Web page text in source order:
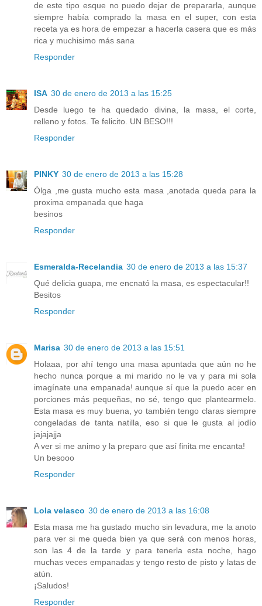
de este tipo esque no puedo dejar de prepararla, aunque
siempre había comprado la masa en el super, con esta
receta ya es hora de empezar a hacerla casera que es más
rica y muchisimo más sana
Responder
ISA 30 de enero de 2013 a las 15:25
Desde luego te ha quedado divina, la masa, el corte,
relleno y fotos. Te felicito. UN BESO!!!
Responder
PINKY 30 de enero de 2013 a las 15:28
Òlga ,me gusta mucho esta masa ,anotada queda para la
proxima empanada que haga
besinos
Responder
Esmeralda-Recelandia 30 de enero de 2013 a las 15:37
Qué delicia guapa, me encnató la masa, es espectacular!!
Besitos
Responder
Marisa 30 de enero de 2013 a las 15:51
Holaaa, por ahí tengo una masa apuntada que aún no he
hecho nunca porque a mi marido no le va y para mi sola
imagínate una empanada! aunque sí que la puedo acer en
porciones más pequeñas, no sé, tengo que plantearmelo.
Esta masa es muy buena, yo también tengo claras siempre
congeladas de tanta natilla, eso si que le gusta al jodío
jajajajja
A ver si me animo y la preparo que así finita me encanta!
Un besooo
Responder
Lola velasco 30 de enero de 2013 a las 16:08
Esta masa me ha gustado mucho sin levadura, me la anoto
para ver si me queda bien ya que será con menos horas,
son las 4 de la tarde y para tenerla esta noche, hago
muchas veces empanadas y tengo resto de pisto y latas de
atún.
¡Saludos!
Responder